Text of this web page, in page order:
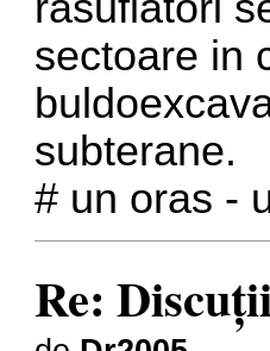
sectoare in
subterane.
# un oras -
Re: